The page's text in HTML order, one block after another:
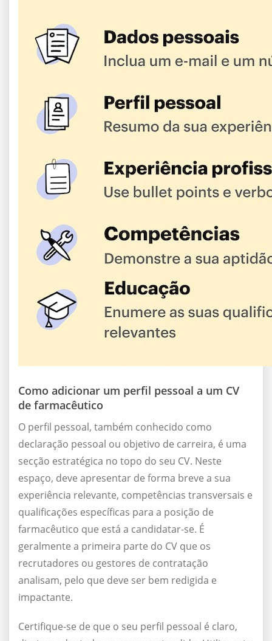
Como adicionar um perfil pessoal a um CV
de farmacêutico
O perfil pessoal, também conhecido como
declaração pessoal ou objetivo de carreira, é uma
secção estratégica no topo do seu CV. Neste
espaço, deve apresentar de forma breve a sua
experiência relevante, competências transversais e
qualificações específicas para a posição de
farmacêutico que está a candidatar-se. É
geralmente a primeira parte do CV que os
recrutadores ou gestores de contratação
analisam, pelo que deve ser bem redigida e
impactante.
Certifique-se de que o seu perfil pessoal é claro,